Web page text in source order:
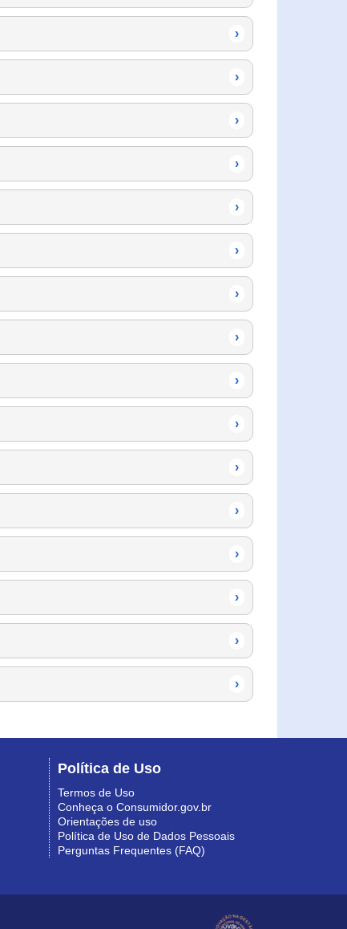
›
›
›
›
›
›
›
›
›
›
›
›
›
›
›
›
Política de Uso
Termos de Uso
Conheça o Consumidor.gov.br
Orientações de uso
Política de Uso de Dados Pessoais
Perguntas Frequentes (FAQ)